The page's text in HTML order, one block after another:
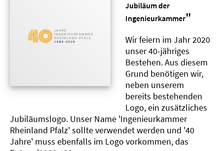
Jubiläum der
Ingenieurkammer"
Wir feiern im Jahr 2020
unser 40-jähriges
Bestehen. Aus diesem
Grund benötigen wir,
neben unserem
bereits bestehenden
Logo, ein zusätzliches
Jubiläumslogo. Unser Name 'Ingenieurkammer
Rheinland Pfalz' sollte verwendet werden und '40
Jahre' muss ebenfalls im Logo vorkommen, das